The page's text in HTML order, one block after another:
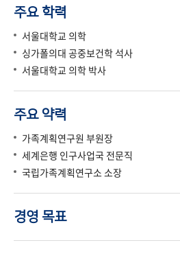
주요 학력
서울대학교 의학
싱가폴의대 공중보건학 석사
서울대학교 의학 박사
주요 약력
가족계획연구원 부원장
세계은행 인구사업국 전문직
국립가족계획연구소 소장
경영 목표